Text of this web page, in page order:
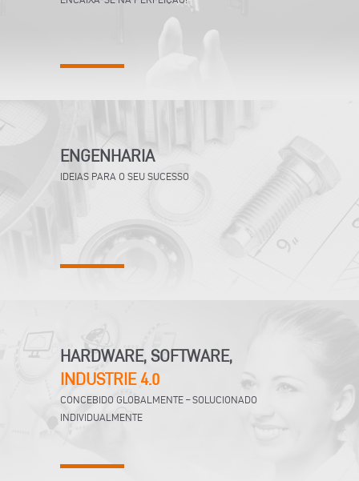
ENGENHARIA
IDEIAS PARA O SEU SUCESSO
HARDWARE, SOFTWARE,
INDUSTRIE 4.0
CONCEBIDO GLOBALMENTE – SOLUCIONADO
INDIVIDUALMENTE